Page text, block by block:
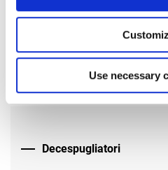
Use necessary
Decespugliatori